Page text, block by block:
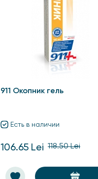
911 Окопник гель
Есть в наличии
106.65 Lei 118.50 Lei